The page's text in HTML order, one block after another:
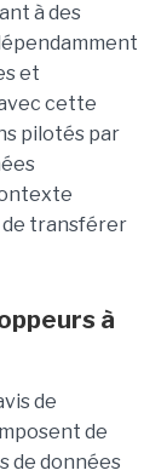
à des
et
cette
pilotés par
de transférer
à
de
de
de données